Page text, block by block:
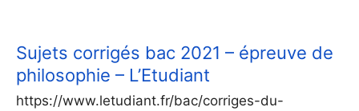
Sujets corrigés bac 2021 – épreuve de
philosophie – L’Etudiant
https://www.letudiant.fr/bac/corriges-du-